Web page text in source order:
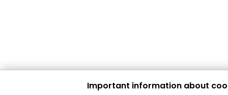
Important information about